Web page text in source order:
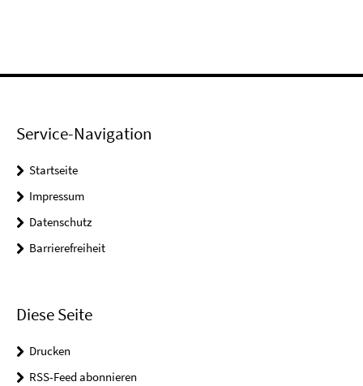
Service-Navigation
Startseite
Impressum
Datenschutz
Barrierefreiheit
Diese Seite
Drucken
RSS-Feed abonnieren